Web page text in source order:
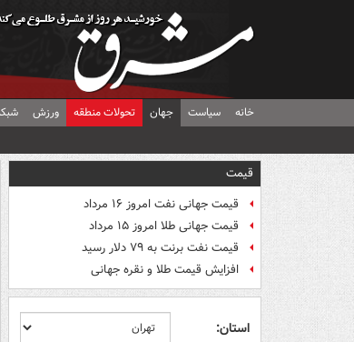
خانه سیاست جهان تحولات منطقه ورزش
قیمت
قیمت جهانی نفت امروز ۱۶ مرداد
قیمت جهانی طلا امروز ۱۵ مرداد
قیمت نفت برنت به ۷۹ دلار رسید
افزایش قیمت طلا و نقره جهانی
استان: